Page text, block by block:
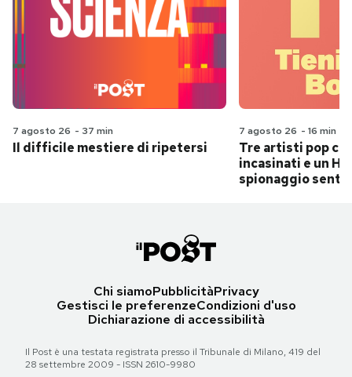
7 agosto 26 - 37 min
Il difficile mestiere di ripetersi
7 agosto 26 - 16 min
Tre artisti pop
incasinati e un
spionaggio
Chi siamoPubblicitàPrivacy
Gestisci le preferenzeCondizioni d'uso
Dichiarazione di accessibilità
Il Post è una testata registrata presso il Tribunale di Milano, 419 del
28 settembre 2009 - ISSN 2610-9980